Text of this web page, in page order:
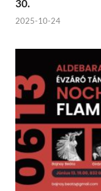
30.
2025-10-24